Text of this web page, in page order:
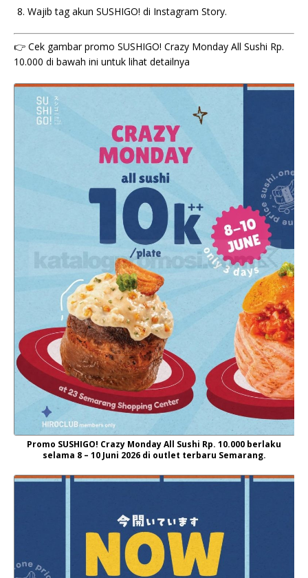
Wajib tag akun SUSHIGO! di Instagram Story.
👉 Cek gambar promo SUSHIGO! Crazy Monday All Sushi Rp.
10.000 di bawah ini untuk lihat detailnya
Promo SUSHIGO! Crazy Monday All Sushi Rp. 10.000 berlaku
selama 8 – 10 Juni 2026 di outlet terbaru Semarang.